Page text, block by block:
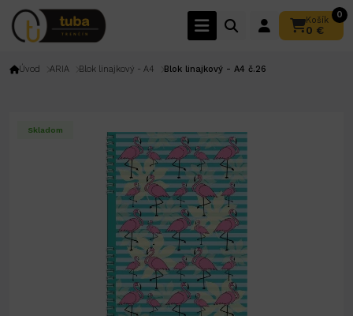
Košík
0
0 €
Úvod ARIA Blok linajkový - A4 Blok linajkový - A4 č.26
Skladom